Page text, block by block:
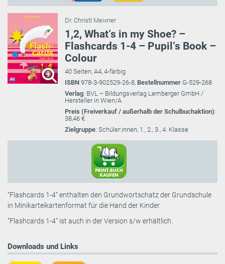
Dr. Christl Meixner
1,2, What‘s in my Shoe? –
Flashcards 1-4 – Pupil‘s Book –
Colour
40 Seiten, A4, 4-färbig
ISBN 978-3-902529-26-8, Bestellnummer G-529-268
Verlag: BVL – Bildungsverlag Lemberger GmbH /
Hersteller in Wien/A
Preis (Freiverkauf / außerhalb der Schulbuchaktion):
38,46 €
Zielgruppe: Schüler:innen, 1., 2., 3., 4. Klasse
“Flashcards 1-4“ enthalten den Grundwortschatz der Grundschule
in Minikarteikartenformat für die Hand der Kinder.
“Flashcards 1-4“ ist auch in der Version s/w erhältlich.
Downloads und Links